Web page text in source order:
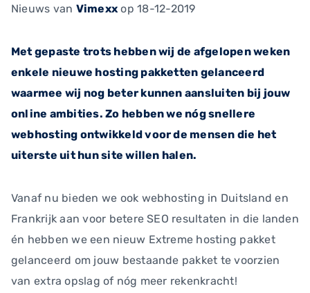
Nieuws van Vimexx op 18-12-2019
Met gepaste trots hebben wij de afgelopen weken
enkele nieuwe hosting pakketten gelanceerd
waarmee wij nog beter kunnen aansluiten bij jouw
online ambities. Zo hebben we nóg snellere
webhosting ontwikkeld voor de mensen die het
uiterste uit hun site willen halen.
Vanaf nu bieden we ook webhosting in Duitsland en
Frankrijk aan voor betere SEO resultaten in die landen
én hebben we een nieuw Extreme hosting pakket
gelanceerd om jouw bestaande pakket te voorzien
van extra opslag of nóg meer rekenkracht!